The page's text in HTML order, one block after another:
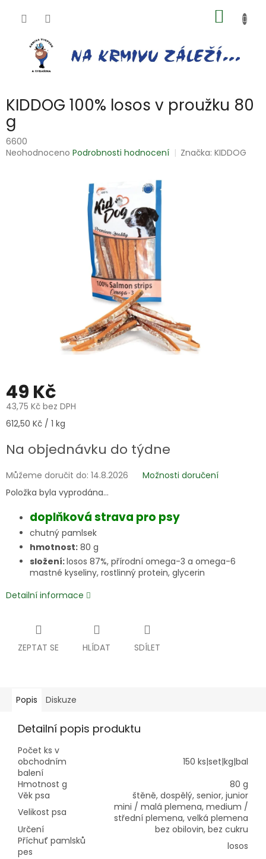
KOŠÍK
KIDDOG 100% losos v proužku 80
g
6600
Průměrné
Neohodnoceno Podrobnosti hodnocení Značka:KIDDOG
49 Kč
43,75 Kč bez DPH
Měrná
612,50 Kč / 1 kg
Na objednávku do týdne
Můžeme doručit do: 14.8.2026
Možnosti doručení
Položka byla vyprodána…
doplňková strava pro psy
chutný pamlsek
hmotnost: 80 g
složení:losos 87%, přírodní omega-3 a omega-6
mastné kyseliny, rostlinný protein, glycerin
Detailní informace
ZEPTAT SE HLÍDAT SDÍLET
Popis Diskuze
Detailní popis produktu
Počet ks v
obchodním
balení
150 ks|set|kg|bal
Hmotnost g
80 g
Věk psa
štěně, dospělý, senior, junior
Velikost psa
mini / malá plemena, medium /
střední plemena, velká plemena
Určení
bez obilovin, bez cukru
Příchuť pamlsků
pes
losos